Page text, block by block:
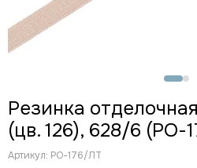
Резинка
(цв. 126), 628/6 (РО-
Артикул: РО-176/ЛТ